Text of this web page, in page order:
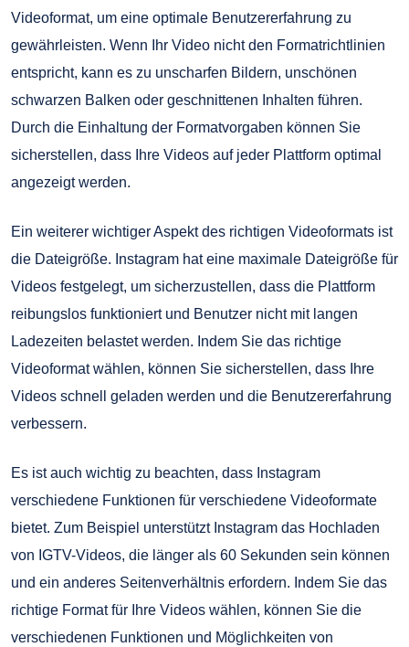
Videoformat, um eine optimale Benutzererfahrung zu
gewährleisten. Wenn Ihr Video nicht den Formatrichtlinien
entspricht, kann es zu unscharfen Bildern, unschönen
schwarzen Balken oder geschnittenen Inhalten führen.
Durch die Einhaltung der Formatvorgaben können Sie
sicherstellen, dass Ihre Videos auf jeder Plattform optimal
angezeigt werden.
Ein weiterer wichtiger Aspekt des richtigen Videoformats ist
die Dateigröße. Instagram hat eine maximale Dateigröße für
Videos festgelegt, um sicherzustellen, dass die Plattform
reibungslos funktioniert und Benutzer nicht mit langen
Ladezeiten belastet werden. Indem Sie das richtige
Videoformat wählen, können Sie sicherstellen, dass Ihre
Videos schnell geladen werden und die Benutzererfahrung
verbessern.
Es ist auch wichtig zu beachten, dass Instagram
verschiedene Funktionen für verschiedene Videoformate
bietet. Zum Beispiel unterstützt Instagram das Hochladen
von IGTV-Videos, die länger als 60 Sekunden sein können
und ein anderes Seitenverhältnis erfordern. Indem Sie das
richtige Format für Ihre Videos wählen, können Sie die
verschiedenen Funktionen und Möglichkeiten von